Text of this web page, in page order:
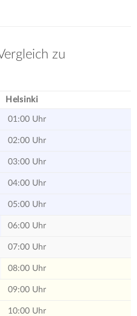
zu
Helsinki
01:00 Uhr
02:00 Uhr
03:00 Uhr
04:00 Uhr
05:00 Uhr
06:00 Uhr
07:00 Uhr
08:00 Uhr
09:00 Uhr
10:00 Uhr